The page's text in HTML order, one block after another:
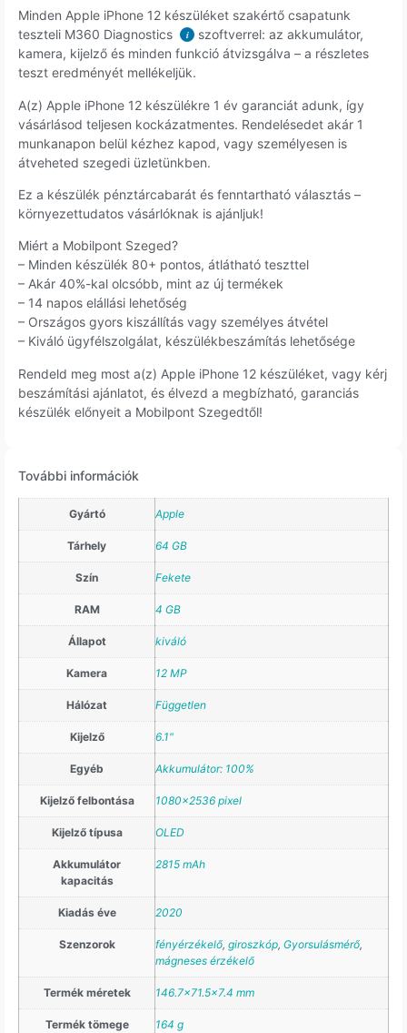
Minden Apple iPhone 12 készüléket szakértő csapatunk
teszteli M360 Diagnostics
i
szoftverrel: az akkumulátor,
kamera, kijelző és minden funkció átvizsgálva – a részletes
teszt eredményét mellékeljük.
A(z) Apple iPhone 12 készülékre 1 év garanciát adunk, így
vásárlásod teljesen kockázatmentes. Rendelésedet akár 1
munkanapon belül kézhez kapod, vagy személyesen is
átveheted szegedi üzletünkben.
Ez a készülék pénztárcabarát és fenntartható választás –
környezettudatos vásárlóknak is ajánljuk!
Miért a Mobilpont Szeged?
– Minden készülék 80+ pontos, átlátható teszttel
– Akár 40%-kal olcsóbb, mint az új termékek
– 14 napos elállási lehetőség
– Országos gyors kiszállítás vagy személyes átvétel
– Kiváló ügyfélszolgálat, készülékbeszámítás lehetősége
Rendeld meg most a(z) Apple iPhone 12 készüléket, vagy kérj
beszámítási ajánlatot, és élvezd a megbízható, garanciás
készülék előnyeit a Mobilpont Szegedtől!
További információk
Gyártó Apple
Tárhely 64 GB
Szín Fekete
RAM 4 GB
Állapot kiváló
Kamera 12 MP
Hálózat Független
Kijelző 6.1"
Egyéb Akkumulátor: 100%
Kijelző felbontása 1080×2536 pixel
Kijelző típusa OLED
Akkumulátor
kapacitás
2815 mAh
Kiadás éve 2020
Szenzorok fényérzékelő, giroszkóp, Gyorsulásmérő,
mágneses érzékelő
Termék méretek 146.7×71.5×7.4 mm
Termék tömege 164 g